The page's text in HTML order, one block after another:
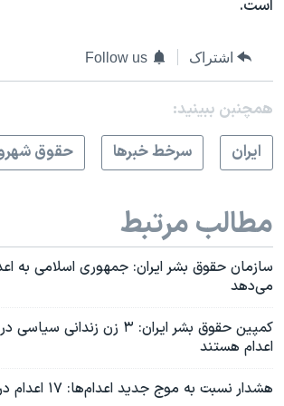
است.
اشتراک Follow us
همچنبن ببینید:
ايران
سرخط خبرها حقوق
مطالب مرتبط
سازمان حقوق بشر ایران: جمهوری اسلامی به
می‌دهد
کمپین حقوق بشر ایران: ۳ زن
اعدام هستند
هشدار نسبت به موج جدید اعدام‌ها: ۱۷ اعدام در دو روز